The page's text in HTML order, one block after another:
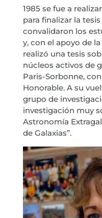
1985 se fue a
para finalizar la
convalidaron los
y, con el apoyo de
realizó una tesis
núcleos activos de
Paris-Sorbonne,
Honorable. A su
grupo de
investigación muy
Astronomía
de Galaxias”.